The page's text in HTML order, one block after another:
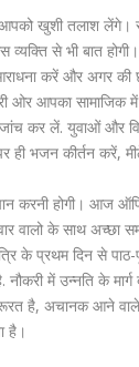
खुशी तलाश लेंगे।
से भी बात
करें और अगर की
ओर आपका
कर लें. युवाओं और
ही भजन कीर्तन करें,
होगी। आज
वालो के साथ
के प्रथम दिन से
में उन्नति के मार्ग
है, अचानक आने वाले
है।